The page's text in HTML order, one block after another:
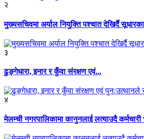
२
मुख्यसचिवमा अर्याल नियुक्ति पश्चात देखिर्दै
३
ढुङ्गेधारा, इनार र कुँवा संरक्षण एवं...
४
मेलम्ची नगरपालिकामा कानुनलाई लत्याउदै कर्मचारी